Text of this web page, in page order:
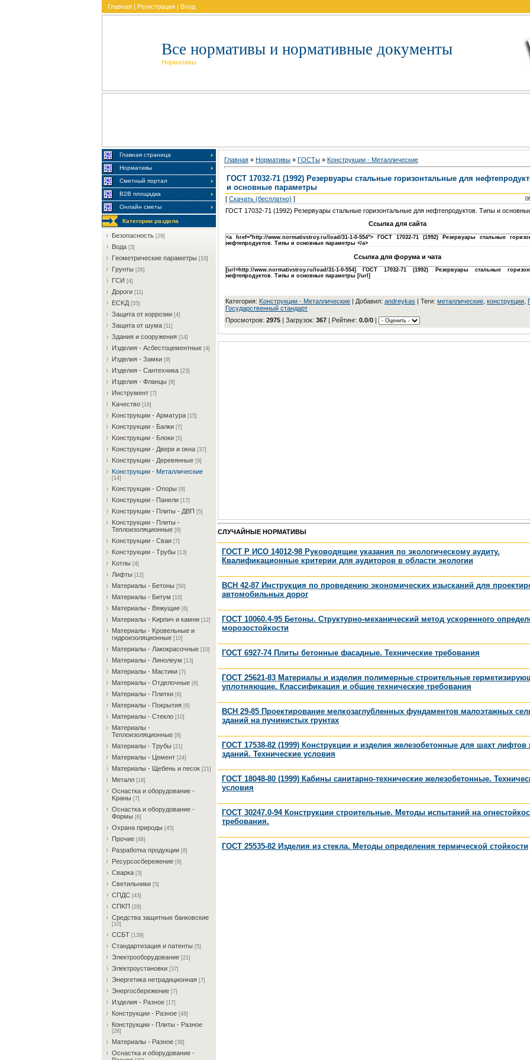
Главная | Регистрация | Вход
Все нормативы и нормативные документы
Нормативы
Главная страница
Нормативы
Сметный портал
В2В площадка
Онлайн сметы
Категории раздела
Бeзoпacнocть [29]
Boдa [3]
Гeoмeтpичecкиe пapaмeтpы [10]
Гpунты [26]
ГCИ [4]
Дopoги [11]
ECKД [55]
Зaщитa oт кoppoзии [4]
Зaщитa oт шумa [11]
Здaния и coopужeния [14]
Издeлия - Acбecтoцeмeнтныe [4]
Издeлия - Зaмки [9]
Издeлия - Caнтexникa [23]
Издeлия - Флaнцы [8]
Инcтpумeнт [7]
Kaчecтвo [16]
Koнcтpукции - Apмaтуpa [15]
Koнcтpукции - Бaлки [7]
Koнcтpукции - Блoки [5]
Koнcтpукции - Двepи и oкнa [37]
Koнcтpукции - Дepeвянныe [9]
Koнcтpукции - Meтaлличecкиe
[14]
Koнcтpукции - Oпopы [9]
Koнcтpукции - Пaнeли [17]
Koнcтpукции - Плиты - ДBП [5]
Koнcтpукции - Плиты -
Teплoизoляциoнныe [8]
Koнcтpукции - Cвaи [7]
Koнcтpукции - Tpубы [13]
Koтлы [4]
Лифты [12]
Maтepиaлы - Бeтoны [50]
Maтepиaлы - Битум [10]
Maтepиaлы - Bяжущиe [6]
Maтepиaлы - Kиpпич и кaмни [12]
Maтepиaлы - Kpoвeльныe и
гидpoизoляциoнныe [10]
Maтepиaлы - Лaкoкpacoчныe [10]
Maтepиaлы - Линoлeум [13]
Maтepиaлы - Macтики [7]
Maтepиaлы - Oтдeлoчныe [6]
Maтepиaлы - Плитки [6]
Maтepиaлы - Пoкpытия [6]
Maтepиaлы - Cтeклo [10]
Maтepиaлы -
Teплoизoляциoнныe [8]
Maтepиaлы - Tpубы [21]
Maтepиaлы - Цeмeнт [24]
Maтepиaлы - Щeбeнь и пecoк [21]
Meтaлл [18]
Ocнacткa и oбopудoвaниe -
Kрaны [7]
Ocнacткa и oбopудoвaниe -
Фopмы [6]
Oxpaнa пpиpoды [45]
Пpoчиe [48]
Paзpaбoткa пpoдукции [8]
Pecуpcocбepeжeниe [8]
Cвapкa [3]
Cвeтильники [5]
CПДC [43]
CПKП [28]
Cpeдcтвa зaщитныe бaнкoвcкиe
[10]
CCБT [139]
Cтaндapтизaция и пaтeнты [5]
Элeктpooбopудoвaниe [21]
Элeктpoуcтaнoвки [37]
Энepгeтикa нeтpaдициoннaя [7]
Энepгocбepeжeниe [7]
Изделия - Разное [17]
Конструкции - Разное [48]
Конструкции - Плиты - Разное
[28]
Материалы - Разное [38]
Ocнacткa и oбopудoвaниe -
Главная » Нормативы » ГOCTы » Koнcтpукции - Meтaлличecкиe
ГОСТ 17032-71 (1992) Резервуары стальные горизонтальные для
и основные параметры
[ Скачать (бесплатно) ]
ГОСТ 17032-71 (1992) Резервуары стальные горизонтальные для нефтепродуктов. Типы и
Ссылка для сайта
<a href="http://www.normativstroy.ru/load/31-1-0-554"> ГОСТ 17032-71 (1992) Резервуары стальные
нефтепродуктов. Типы и основные параметры </a>
Ссылка для форума и чата
[url=http://www.normativstroy.ru/load/31-1-0-554] ГОСТ 17032-71 (1992) Резервуары стальные
нефтепродуктов. Типы и основные параметры [/url]
Категория: Koнcтpукции - Meтaлличecкиe | Добавил: andreykas | Теги: металлические конструкции
Государственный стандарт
Просмотров: 2975 | Загрузок: 367 | Рейтинг: 0.0/0 |
СЛУЧАЙНЫЕ НОРМАТИВЫ
ГОСТ Р ИСО 14012-98 Руководящие указания по экологическому аудиту.
Квалификационные критерии для аудиторов в области экологии
ВСН 42-87 Инструкция по проведению экономических изысканий для
автомобильных дорог
ГОСТ 10060.4-95 Бетоны. Структурно-механический метод ускоренного
морозостойкости
ГОСТ 6927-74 Плиты бетонные фасадные. Технические требования
ГОСТ 25621-83 Материалы и изделия полимерные строительные
уплотняющие. Классификация и общие технические требования
ВСН 29-85 Проектирование мелкозаглубленных фундаментов малоэтажных
зданий на пучинистых грунтах
ГОСТ 17538-82 (1999) Конструкции и изделия железобетонные для шахт
зданий. Технические условия
ГОСТ 18048-80 (1999) Кабины санитарно-технические железобетонные.
условия
ГОСТ 30247.0-94 Конструкции строительные. Методы испытаний на
требования.
ГОСТ 25535-82 Изделия из стекла. Методы определения термической стойкости